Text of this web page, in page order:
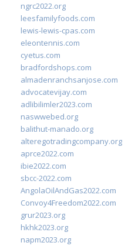
ngrc2022.org
leesfamilyfoods.com
lewis-lewis-cpas.com
eleontennis.com
cyetus.com
bradfordshops.com
almadenranchsanjose.com
advocatevijay.com
adlibilimler2023.com
naswwebed.org
balithut-manado.org
alteregotradingcompany.org
aprce2022.com
ibie2022.com
sbcc-2022.com
AngolaOilAndGas2022.com
Convoy4Freedom2022.com
grur2023.org
hkhk2023.org
napm2023.org